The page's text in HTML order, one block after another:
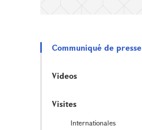
Communiqué de presse
Videos
Visites
Internationales